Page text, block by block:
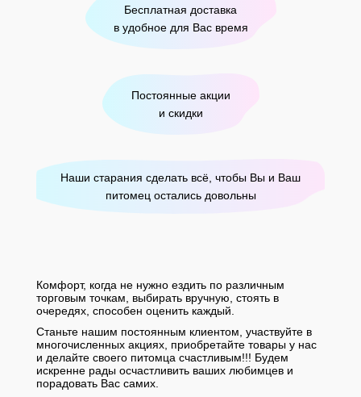
Бесплатная доставка
в удобное для Вас время
Постоянные акции
и скидки
Наши старания сделать всё, чтобы Вы и Ваш
питомец остались довольны
Комфорт, когда не нужно ездить по различным
торговым точкам, выбирать вручную, стоять в
очередях, способен оценить каждый.
Станьте нашим постоянным клиентом, участвуйте в
многочисленных акциях, приобретайте товары у нас
и делайте своего питомца счастливым!!! Будем
искренне рады осчастливить ваших любимцев и
порадовать Вас самих.